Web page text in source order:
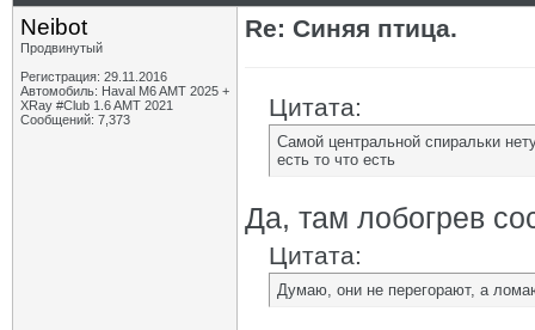
Neibot
Продвинутый
Регистрация: 29.11.2016
Автомобиль: Haval M6 AMT 2025 +
XRay #Club 1.6 AMT 2021
Сообщений: 7,373
Re: Синяя птица.
Цитата:
Самой центральной спиральки
есть то что есть
Да, там лобогрев
Цитата:
Думаю, они не перегорают, а